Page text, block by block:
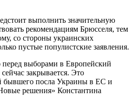
выполнить значительную
рекомендациям Брюсселя, тем
со стороны украинских
пустые популистские заявления.
выборами в Европейский
закрывается. Это
бывшего посла Украины в ЕС и
решения» Константина